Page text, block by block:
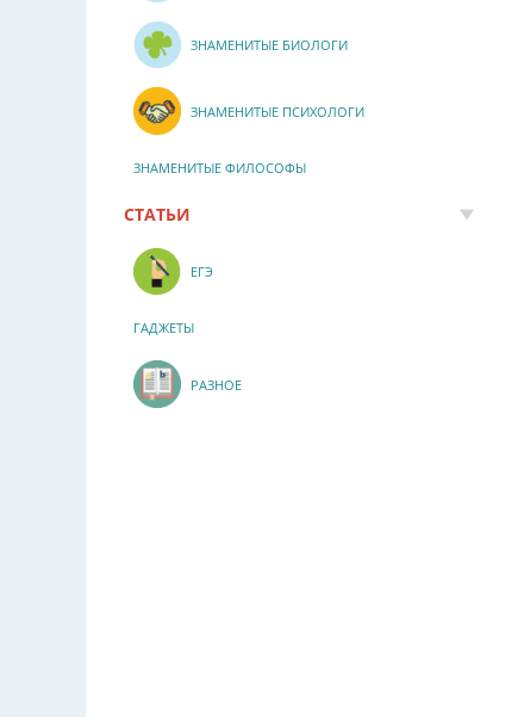
ЗНАМЕНИТЫЕ БИОЛОГИ
ЗНАМЕНИТЫЕ ПСИХОЛОГИ
ЗНАМЕНИТЫЕ ФИЛОСОФЫ
СТАТЬИ
ЕГЭ
ГАДЖЕТЫ
РАЗНОЕ